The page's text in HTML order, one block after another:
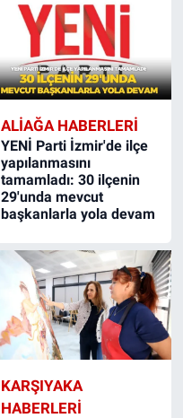
ALIAĞA HABERLERI
YENİ Parti İzmir'de ilçe
yapılanmasını
tamamladı: 30 ilçenin
29'unda mevcut
başkanlarla yola devam
KARŞIYAKA
HABERLERI